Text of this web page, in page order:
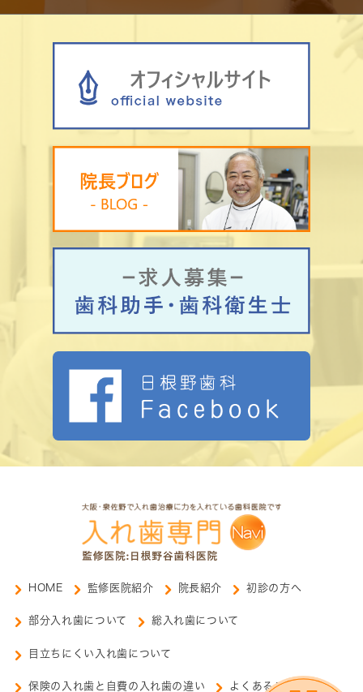
HOME 監修医院紹介 院長紹介 初診の方へ
部分入れ歯について 総入れ歯について
目立ちにくい入れ歯について
保険の入れ歯と自費の入れ歯の違い よくあるご質問